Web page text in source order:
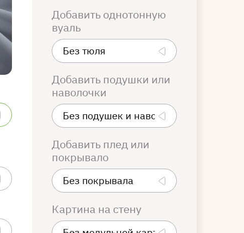
Добавить однотонную
вуаль
Добавить подушки или
наволочки
Добавить плед или
покрывало
Картина на стену